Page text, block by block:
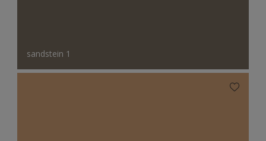
sandstein 1